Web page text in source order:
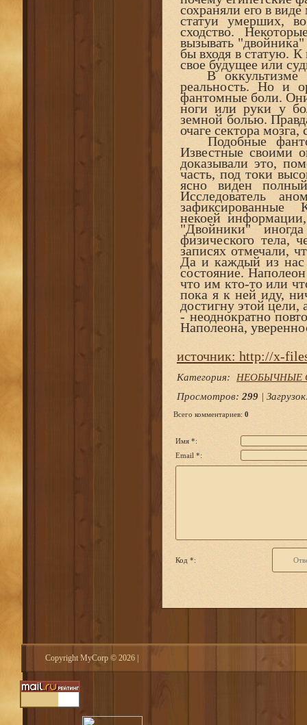
сохраняли его в
статуи умерших,
сходство.
вызывать
бы входя в статую. К
свое будущее или
В оккультизме
реальность. Но и
фантомные боли.
ноги или руки у
земной болью.
очаге сектора
Подобные
Известные своими
доказывали это,
часть, под токи
ясно виден
Исследователь
зафиксированные
некоей
"Двойники"
физического тела,
записях отмечали,
Да и каждый из нас
состояние.
что им кто-то или
пока я к ней иду,
достигну этой цели,
- неоднократно
Наполеона,
источник: http://x-
Категория:
НЕОБЫЧНЫЕ
Просмотров: 299 | Загрузок
Всего комментариев: 0
Имя *:
Email *:
Код *:
Copyright MyCorp © 2026